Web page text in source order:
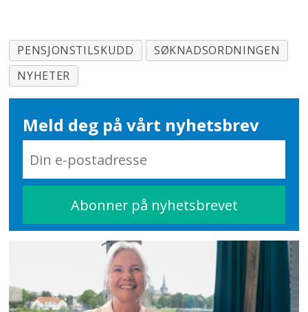
PENSJONSTILSKUDD
SØKNADSORDNINGEN
NYHETER
Meld deg på vårt nyhetsbrev